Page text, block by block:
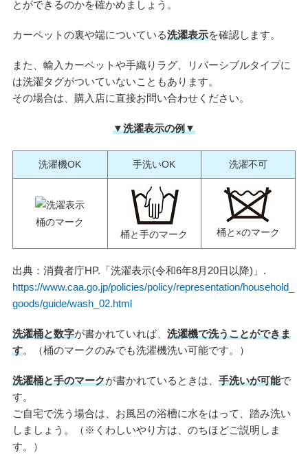
とができるのかを確かめましょう。
カーペットの裏や端についている洗濯表示を確認します。
また、輸入カーペットや手織りラグ、リバーシブルタイプに
は洗濯タグがついていないこともあります。
その場合は、購入店に直接お問い合わせください。
▼洗濯表示の例▼
洗濯機OK 手洗いOK 洗濯不可
桶のマーク
桶と手のマーク
桶と×のマーク
出典：消費者庁HP.「洗濯表示(令和6年8月20日以降)」.
https://www.caa.go.jp/policies/policy/representation/household_
goods/guide/wash_02.html
洗濯桶と数字が書かれていれば、 洗濯機で洗うことができま
す。（桶のマークのみでも洗濯機洗い可能です。）
洗濯桶と手のマークが書かれているときは、 手洗いが可能で
す。
ご自宅で洗う場合は、お風呂の浴槽に水をはって、踏み洗い
しましょう。（※くわしいやり方は、のちほどご説明しま
す。）